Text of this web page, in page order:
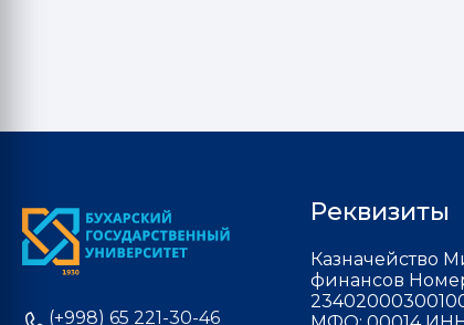
(+998) 65 221-30-46
Реквизиты
Казначейство
финансов